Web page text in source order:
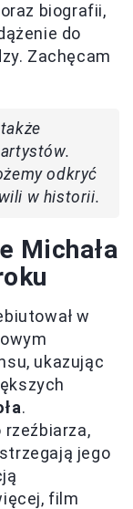
biografii,
do
Zachęcam
odkryć
w historii.
Michała
w
ukazując
.
rzeźbiarza,
jego
film